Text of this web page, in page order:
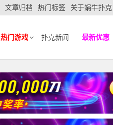
文章归档 热门标签 关于蜗牛扑克
热门游戏 扑克新闻 最新优惠